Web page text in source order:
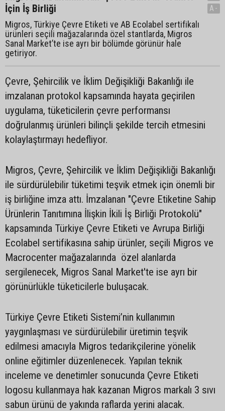
İçin İş Birliği
Migros, Türkiye Çevre Etiketi ve AB Ecolabel sertifikalı
ürünleri seçili mağazalarında özel stantlarda, Migros
Sanal Market’te ise ayrı bir bölümde görünür hale
getiriyor.
A-
Çevre, Şehircilik ve İklim Değişikliği Bakanlığı ile
imzalanan protokol kapsamında hayata geçirilen
uygulama, tüketicilerin çevre performansı
doğrulanmış ürünleri bilinçli şekilde tercih etmesini
kolaylaştırmayı hedefliyor.
Migros, Çevre, Şehircilik ve İklim Değişikliği Bakanlığı
ile sürdürülebilir tüketimi teşvik etmek için önemli bir
iş birliğine imza attı. İmzalanan "Çevre Etiketine Sahip
Ürünlerin Tanıtımına İlişkin İkili İş Birliği Protokolü"
kapsamında Türkiye Çevre Etiketi ve Avrupa Birliği
Ecolabel sertifikasına sahip ürünler, seçili Migros ve
Macrocenter mağazalarında özel alanlarda
sergilenecek, Migros Sanal Market'te ise ayrı bir
görünürlükle tüketicilerle buluşacak.
Türkiye Çevre Etiketi Sistemi’nin kullanımın
yaygınlaşması ve sürdürülebilir üretimin teşvik
edilmesi amacıyla Migros tedarikçilerine yönelik
online eğitimler düzenlenecek. Yapılan teknik
inceleme ve denetimler sonucunda Çevre Etiketi
logosu kullanmaya hak kazanan Migros markalı 3 sıvı
sabun ürünü de yakında raflarda yerini alacak.